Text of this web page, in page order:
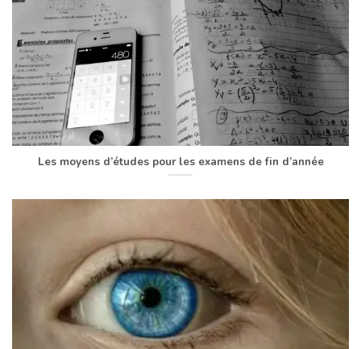
Les moyens d’études pour les examens de fin d’année